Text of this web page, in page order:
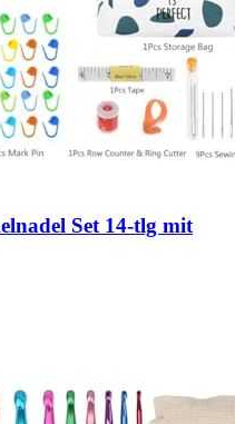
Set 14-tlg mit